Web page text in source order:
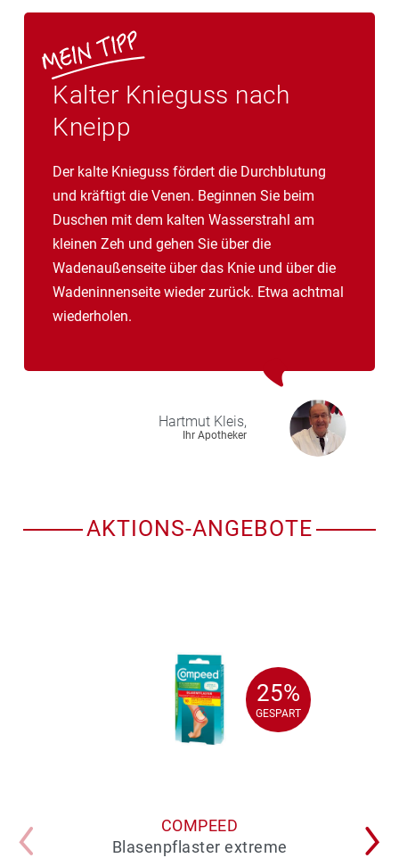
Kalter Knieguss nach
Kneipp
Der kalte Knieguss fördert die Durchblutung
und kräftigt die Venen. Beginnen Sie beim
Duschen mit dem kalten Wasserstrahl am
kleinen Zeh und gehen Sie über die
Wadenaußenseite über das Knie und über die
Wadeninnenseite wieder zurück. Etwa achtmal
wiederholen.
Hartmut Kleis,
Ihr Apotheker
AKTIONS-ANGEBOTE
25%
GESPART
25%
GESPART
COMPEED
Blasenpflaster extreme